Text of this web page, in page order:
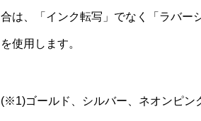
合は、「インク転写」でなく「ラバー
を使用します。
(※1)ゴールド、シルバー、ネオンピン